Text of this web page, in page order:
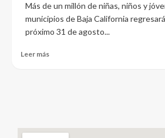
Más de un millón de niñas, niños y
municipios de Baja California
próximo 31 de agosto...
Leer más